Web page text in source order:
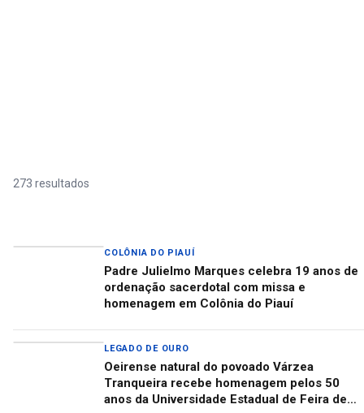
273 resultados
COLÔNIA DO PIAUÍ
Padre Julielmo Marques celebra 19 anos de
ordenação sacerdotal com missa e
homenagem em Colônia do Piauí
LEGADO DE OURO
Oeirense natural do povoado Várzea
Tranqueira recebe homenagem pelos 50
anos da Universidade Estadual de Feira de